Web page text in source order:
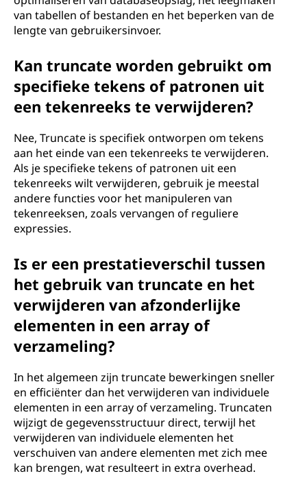
van tabellen of bestanden en het beperken van de
lengte van gebruikersinvoer.
Kan truncate worden gebruikt om
specifieke tekens of patronen uit
een tekenreeks te verwijderen?
Nee, Truncate is specifiek ontworpen om tekens
aan het einde van een tekenreeks te verwijderen.
Als je specifieke tekens of patronen uit een
tekenreeks wilt verwijderen, gebruik je meestal
andere functies voor het manipuleren van
tekenreeksen, zoals vervangen of reguliere
expressies.
Is er een prestatieverschil tussen
het gebruik van truncate en het
verwijderen van afzonderlijke
elementen in een array of
verzameling?
In het algemeen zijn truncate bewerkingen sneller
en efficiënter dan het verwijderen van individuele
elementen in een array of verzameling. Truncaten
wijzigt de gegevensstructuur direct, terwijl het
verwijderen van individuele elementen het
verschuiven van andere elementen met zich mee
kan brengen, wat resulteert in extra overhead.